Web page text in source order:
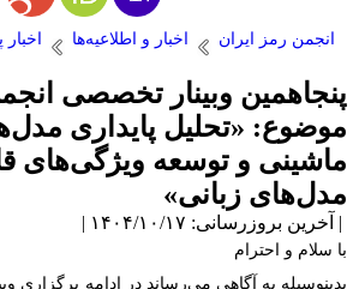
انجمن رمز ایران اخبار و اطلاعیه‌ها اخبار
وبینار تخصصی
«تحلیل پایداری
و توسعه ویژگی‌های
زبانی»
بروزرسانی: ۱۴۰۴/۱۰/۱۷ |
سلام و احترام
به آگاهی می‌رساند در ادامه برگزاری